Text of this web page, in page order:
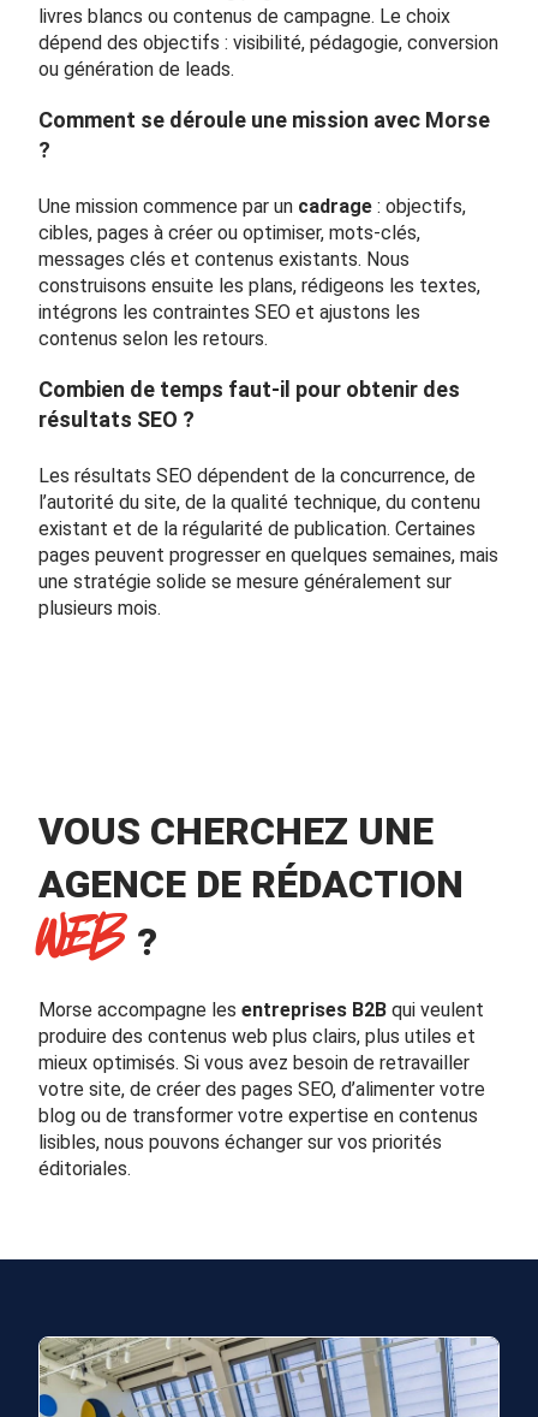
livres blancs ou contenus de campagne. Le choix
dépend des objectifs : visibilité, pédagogie, conversion
ou génération de leads.
Comment se déroule une mission avec Morse
?
Une mission commence par un cadrage : objectifs,
cibles, pages à créer ou optimiser, mots-clés,
messages clés et contenus existants. Nous
construisons ensuite les plans, rédigeons les textes,
intégrons les contraintes SEO et ajustons les
contenus selon les retours.
Combien de temps faut-il pour obtenir des
résultats SEO ?
Les résultats SEO dépendent de la concurrence, de
l’autorité du site, de la qualité technique, du contenu
existant et de la régularité de publication. Certaines
pages peuvent progresser en quelques semaines, mais
une stratégie solide se mesure généralement sur
plusieurs mois.
VOUS CHERCHEZ UNE
AGENCE DE RÉDACTION
WEB ?
Morse accompagne les entreprises B2B qui veulent
produire des contenus web plus clairs, plus utiles et
mieux optimisés. Si vous avez besoin de retravailler
votre site, de créer des pages SEO, d’alimenter votre
blog ou de transformer votre expertise en contenus
lisibles, nous pouvons échanger sur vos priorités
éditoriales.